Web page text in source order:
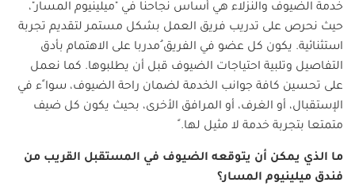
خدمة الضيوف والنزلاء هي أساس نجاحنا في "ميلينيوم المسار"،
حيث نحرص على تدريب فريق العمل بشكل مستمر لتقديم تجربة
استثنائية. يكون كل عضو في الفريق ُمدربا على الاهتمام بأدق
التفاصيل وتلبية احتياجات الضيوف قبل أن يطلبوها. كما نعمل
على تحسين كافة جوانب الخدمة لضمان راحة الضيوف، سوا ًء في
الإستقبال، أو الغرف، أو المرافق الأخرى، بحيث يكون كل ضيف
متمتعا بتجربة خدمة لا مثيل لها. ً
ما الذي يمكن أن يتوقعه الضيوف في المستقبل القريب من
فندق ميلينيوم المسار؟